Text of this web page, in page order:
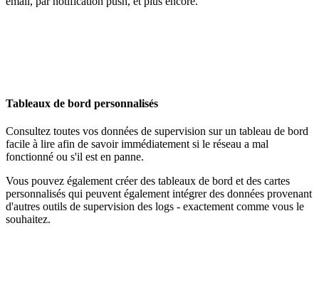
Tableaux de bord personnalisés
Consultez toutes vos données de supervision sur un tableau de bord
facile à lire afin de savoir immédiatement si le réseau a mal
fonctionné ou s'il est en panne.
Vous pouvez également créer des tableaux de bord et des cartes
personnalisés qui peuvent également intégrer des données provenant
d'autres outils de supervision des logs - exactement comme vous le
souhaitez.